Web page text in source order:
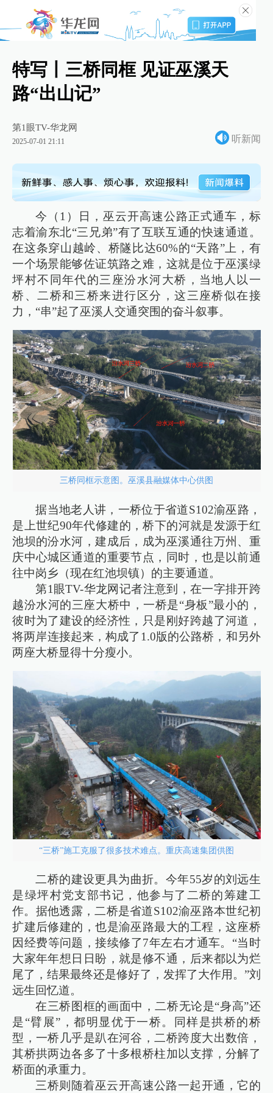
特写丨三桥同框 见证巫溪天
路“出山记”
第1眼TV-华龙网
2025-07-01 21:11 听新闻
今（1）日，巫云开高速公路正式通车，标
志着渝东北“三兄弟”有了互联互通的快速通道。
在这条穿山越岭、桥隧比达60%的“天路”上，有
一个场景能够佐证筑路之难，这就是位于巫溪绿
坪村不同年代的三座汾水河大桥，当地人以一
桥、二桥和三桥来进行区分，这三座桥似在接
力，“串”起了巫溪人交通突围的奋斗叙事。
三桥同框示意图。巫溪县融媒体中心供图
据当地老人讲，一桥位于省道S102渝巫路，
是上世纪90年代修建的，桥下的河就是发源于红
池坝的汾水河，建成后，成为巫溪通往万州、重
庆中心城区通道的重要节点，同时，也是以前通
往中岗乡（现在红池坝镇）的主要通道。
第1眼TV-华龙网记者注意到，在一字排开跨
越汾水河的三座大桥中，一桥是“身板”最小的，
彼时为了建设的经济性，只是刚好跨越了河道，
将两岸连接起来，构成了1.0版的公路桥，和另外
两座大桥显得十分瘦小。
“三桥”施工克服了很多技术难点。重庆高速集团供图
二桥的建设更具为曲折。今年55岁的刘远生
是绿坪村党支部书记，他参与了二桥的筹建工
作。据他透露，二桥是省道S102渝巫路本世纪初
扩建后修建的，也是渝巫路最大的工程，这座桥
因经费等问题，接续修了7年左右才通车。“当时
大家年年想日日盼，就是修不通，后来都以为烂
尾了，结果最终还是修好了，发挥了大作用。”刘
远生回忆道。
在三桥图框的画面中，二桥无论是“身高”还
是“臂展”，都明显优于一桥。同样是拱桥的桥
型，一桥几乎是趴在河谷，二桥跨度大出数倍，
其桥拱两边各多了十多根桥柱加以支撑，分解了
桥面的承重力。
三桥则随着巫云开高速公路一起开通，它的